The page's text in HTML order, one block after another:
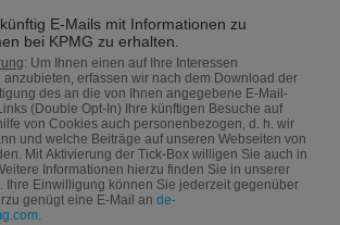
: Um Ihnen einen auf Ihre Interessen
erfassen wir nach dem Download der
des an die von Ihnen angegebene E-Mail-
(Double Opt-In) Ihre künftigen Besuche auf
von Cookies auch personenbezogen, d. h. wir
und welche Beiträge auf unseren Webseiten von
Mit Aktivierung der Tick-Box willigen Sie auch in
Informationen hierzu finden Sie in unserer
. Ihre Einwilligung können Sie jederzeit gegenüber
genügt eine E-Mail an de-
.
E-Mails mit Informationen zu
bei KPMG zu erhalten.